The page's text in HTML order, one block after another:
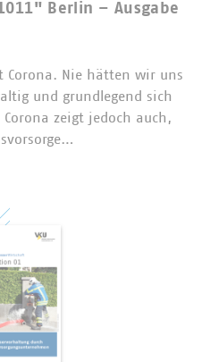
Berlin – Ausgabe
Corona. Nie hätten wir uns
und grundlegend sich
zeigt jedoch auch,